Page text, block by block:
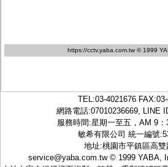
https://cctv.yaba.com.tw © 1999
TEL:03-4021676FAX:03-
網路電話:07010236669, LINE
服務時間:星期一至五，AM 9
敏希有限公司 統一編號
地址:桃園市平鎮區高雙
service@yaba.com.tw© 1999 YABA,